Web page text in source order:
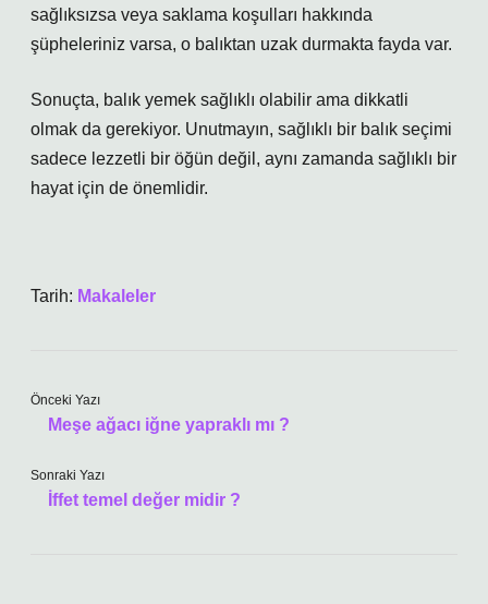
sağlıksızsa veya saklama koşulları hakkında
şüpheleriniz varsa, o balıktan uzak durmakta fayda var.
Sonuçta, balık yemek sağlıklı olabilir ama dikkatli
olmak da gerekiyor. Unutmayın, sağlıklı bir balık seçimi
sadece lezzetli bir öğün değil, aynı zamanda sağlıklı bir
hayat için de önemlidir.
Tarih: Makaleler
Önceki Yazı
Meşe ağacı iğne yapraklı mı ?
Sonraki Yazı
İffet temel değer midir ?